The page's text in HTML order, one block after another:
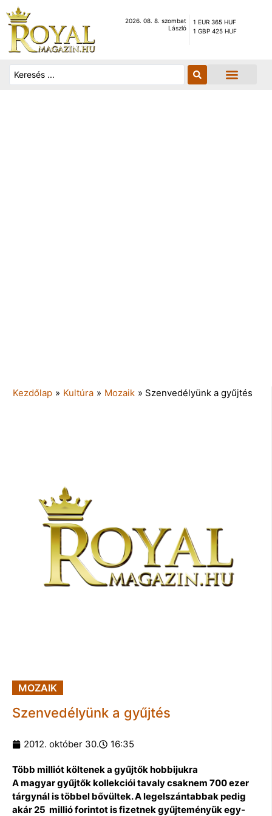
2026. 08. 8. szombat
László
1 EUR 365 HUF
1 GBP 425 HUF
Kezdőlap » Kultúra » Mozaik » Szenvedélyünk a gyűjtés
MOZAIK
Szenvedélyünk a gyűjtés
2012. október 30. 16:35
Több milliót költenek a gyűjtők hobbijukra
A magyar gyűjtők kollekciói tavaly csaknem 700 ezer
tárgynál is többel bővültek. A legelszántabbak pedig
akár 25 millió forintot is fizetnek gyűjteményük egy-